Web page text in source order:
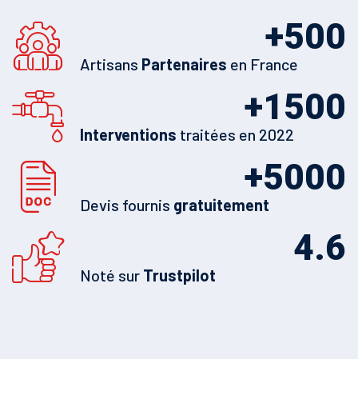
500
+
Artisans Partenaires en France
1500
+
Interventions traitées en 2022
5000
+
Devis fournis gratuitement
4.6
Noté sur Trustpilot